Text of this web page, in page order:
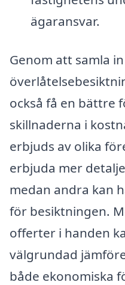
ägaransvar.
Genom att samla
också få en bättre
skillnaderna i
erbjuds av olika
erbjuda mer
medan andra kan
för besiktningen.
offerter i handen
välgrundad
både ekonomiska